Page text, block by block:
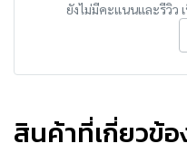
ยังไม่มีคะแนนและรีวิว
สินค้าที่เกี่ยวข้อ